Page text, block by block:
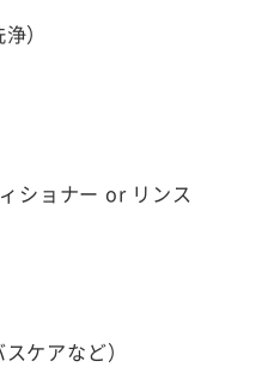
）
ショナー or リンス
ケアなど）